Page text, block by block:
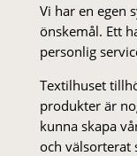
Vi har en egen
önskemål. Ett
personlig
Textilhuset
produkter är
kunna skapa
och välsorterat